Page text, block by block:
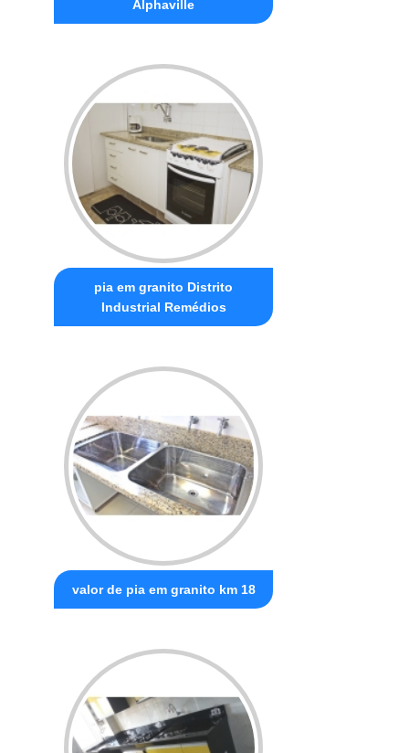
Alphaville
pia em granito Distrito
Industrial Remédios
valor de pia em granito km 18